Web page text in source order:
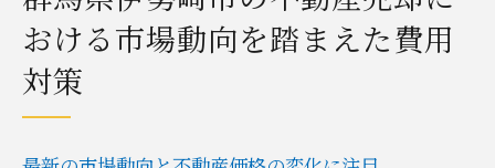
おける市場動向を踏まえた費用
対策